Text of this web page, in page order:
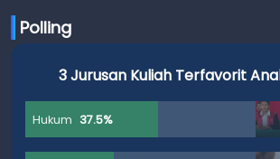
Polling
3 Jurusan Kuliah Terfavorit
Hukum 37.5%